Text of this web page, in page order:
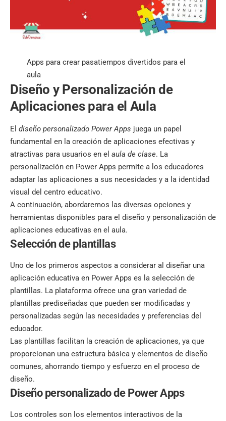
Apps para crear pasatiempos divertidos para el
aula
Diseño y Personalización de
Aplicaciones para el Aula
El diseño personalizado Power Apps juega un papel
fundamental en la creación de aplicaciones efectivas y
atractivas para usuarios en el aula de clase. La
personalización en Power Apps permite a los educadores
adaptar las aplicaciones a sus necesidades y a la identidad
visual del centro educativo.
A continuación, abordaremos las diversas opciones y
herramientas disponibles para el diseño y personalización de
aplicaciones educativas en el aula.
Selección de plantillas
Uno de los primeros aspectos a considerar al diseñar una
aplicación educativa en Power Apps es la selección de
plantillas. La plataforma ofrece una gran variedad de
plantillas prediseñadas que pueden ser modificadas y
personalizadas según las necesidades y preferencias del
educador.
Las plantillas facilitan la creación de aplicaciones, ya que
proporcionan una estructura básica y elementos de diseño
comunes, ahorrando tiempo y esfuerzo en el proceso de
diseño.
Diseño personalizado de Power Apps
Los controles son los elementos interactivos de la